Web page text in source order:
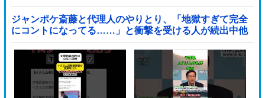
ジャンポケ斎藤と代理人のやりとり、「地獄すぎて完全
にコントになってる……」と衝撃を受ける人が続出中他